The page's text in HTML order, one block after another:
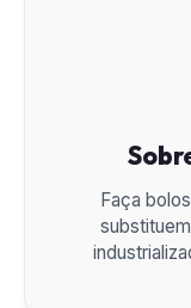
Faça